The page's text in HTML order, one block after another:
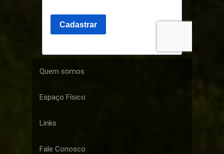
Quem somos
Espaço Físico
Links
Fale Conosco